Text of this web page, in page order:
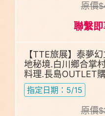
原價
聯繫
【TTE旅展】泰夢
地秘境.白川鄉合掌
料理.長島OUTLET
指定日期：5/15
原價